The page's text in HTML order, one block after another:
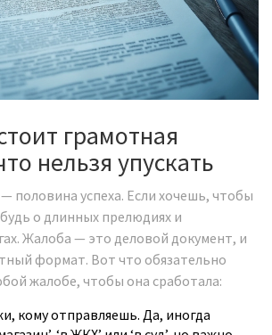
грамотная
нельзя упускать
половина успеха. Если хочешь, чтобы
о длинных прелюдиях и
Жалоба — это деловой документ, и
формат. Вот что обязательно
жалобе, чтобы она сработала:
кому отправляешь. Да, иногда